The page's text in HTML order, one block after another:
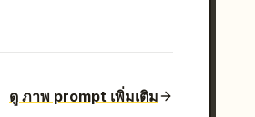
ดู ภาพ prompt เพิ่มเติม